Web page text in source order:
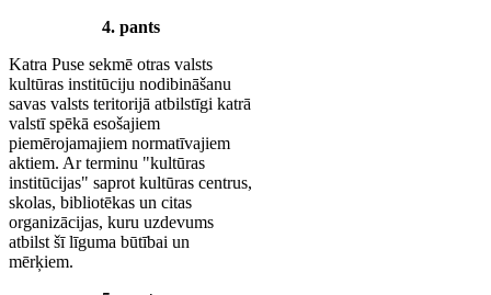
4. pants
Katra Puse sekmē otras valsts
kultūras institūciju nodibināšanu
savas valsts teritorijā atbilstīgi katrā
valstī spēkā esošajiem
piemērojamajiem normatīvajiem
aktiem. Ar terminu "kultūras
institūcijas" saprot kultūras centrus,
skolas, bibliotēkas un citas
organizācijas, kuru uzdevums
atbilst šī līguma būtībai un
mērķiem.